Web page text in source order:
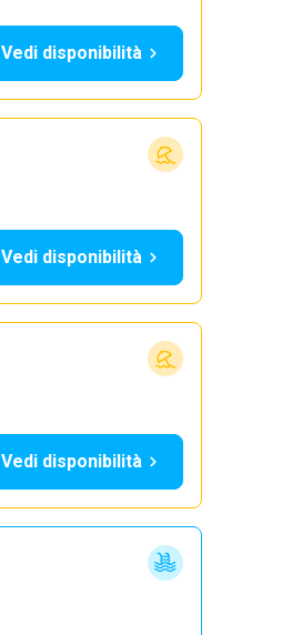
Vedi disponibilità
Vedi disponibilità
Vedi disponibilità